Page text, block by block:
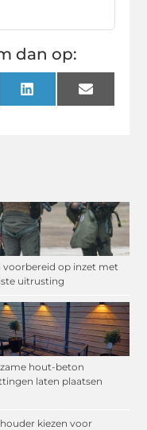
voorbereid op inzet met
uitrusting
hout-beton
laten plaatsen
kiezen voor
dan op:
LinkedInEmail